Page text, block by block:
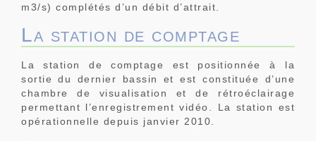
m3/s) complétés d’un débit d’attrait.
La station de comptage
La station de comptage est positionnée à la
sortie du dernier bassin et est constituée d’une
chambre de visualisation et de rétroéclairage
permettant l’enregistrement vidéo. La station est
opérationnelle depuis janvier 2010.